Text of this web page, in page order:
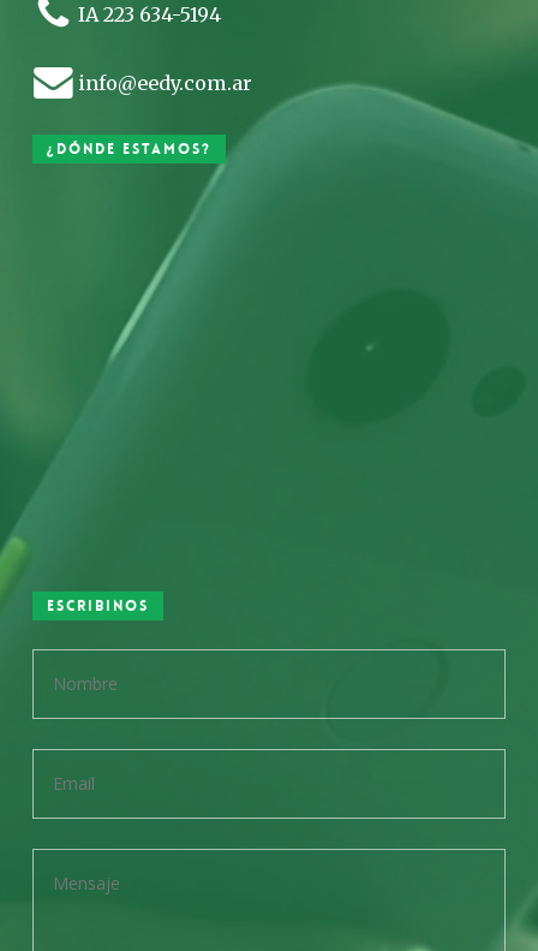
IA 223 634-5194
info@eedy.com.ar
¿Dónde estamos?
Escribinos